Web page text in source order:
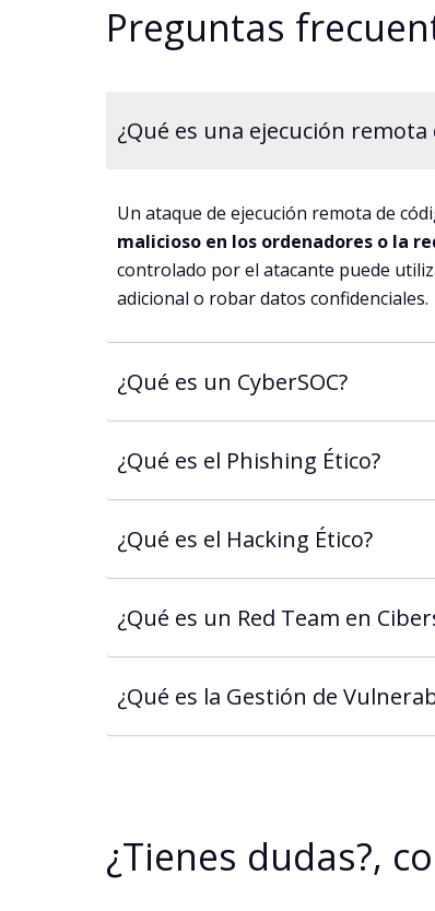
Preguntas
¿Qué es una ejecución remota
Un ataque de ejecución remota de
malicioso en los ordenadores o la
controlado por el atacante puede
adicional o robar datos confidenciales.
¿Qué es un CyberSOC?
¿Qué es el Phishing Ético?
¿Qué es el Hacking Ético?
¿Qué es un Red Team en
¿Qué es la Gestión de
¿Tienes dudas?,